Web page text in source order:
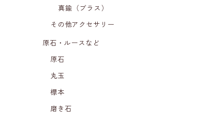
真鍮（ブラス）
その他アクセサリー
原石・ルースなど
原石
丸玉
標本
磨き石